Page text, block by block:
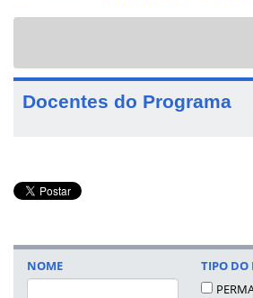
Docentes do Programa
NOME
TIPO DO